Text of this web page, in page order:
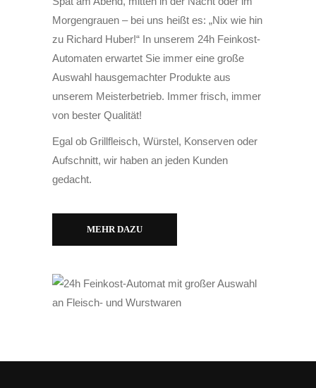
Morgengrauen – bei uns heißt es: „Nix wie hin
zu Richard Huber!“ In unserem 24h Feinkost-
Automaten erwartet Sie immer eine große
Auswahl hausgemachter Produkte aus
unserem Meisterbetrieb. Immer frisch, immer
von bester Qualität!
Egal ob Grillfleisch, Würstel, Konserven oder
Aufschnitt, wir haben an jeden Kunden
gedacht.
MEHR DAZU